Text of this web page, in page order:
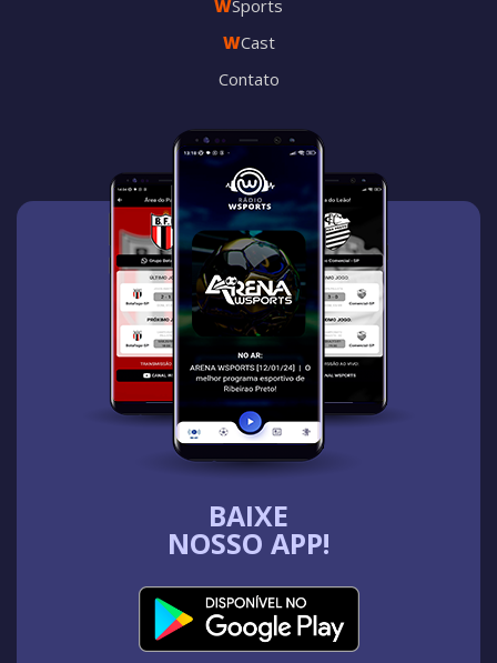
BAIXE
NOSSO APP!
WSports
WCast
Contato